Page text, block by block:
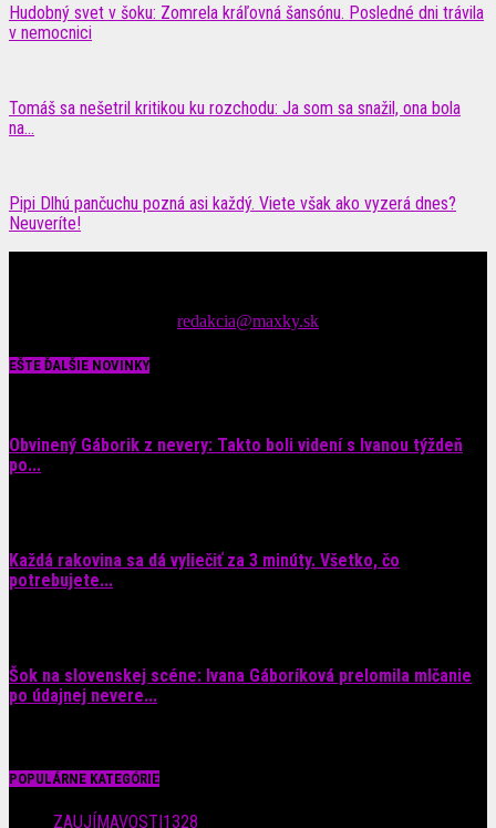
Hudobný svet v šoku: Zomrela kráľovná šansónu. Posledné dni trávila
v nemocnici
Tomáš sa nešetril kritikou ku rozchodu: Ja som sa snažil, ona bola
na...
Pipi Dlhú pančuchu pozná asi každý. Viete však ako vyzerá dnes?
Neuveríte!
redakcia@maxky.sk
EŠTE ĎALŠIE NOVINKY
Obvinený Gáborik z nevery: Takto boli videní s Ivanou týždeň
po...
Každá rakovina sa dá vyliečiť za 3 minúty. Všetko, čo
potrebujete...
Šok na slovenskej scéne: Ivana Gáboríková prelomila mlčanie
po údajnej nevere...
POPULÁRNE KATEGÓRIE
ZAUJÍMAVOSTI1328